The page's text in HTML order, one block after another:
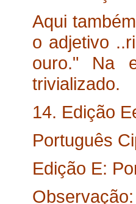
Aqui
o adjetivo
ouro." Na
trivializado.
14. Edição
Português
Edição E:
Observação: